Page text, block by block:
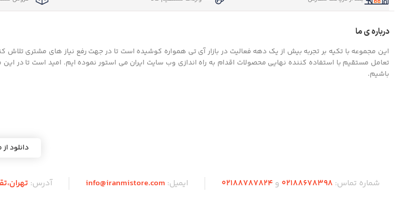
ترازو هوشمند شیائومی مدل S200
2.050.000
تومان
تصفیه کننده هوا خودرو هانیول مدل
Move Pure 3